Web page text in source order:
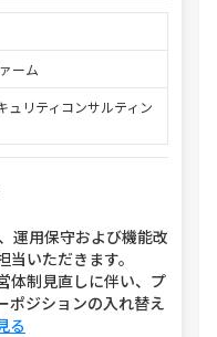
ーム
ュリティコンサルティン
運用保守および機能改
いただきます。
体制見直しに伴い、プ
ポジションの入れ替え
る